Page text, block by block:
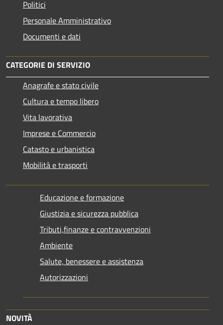
Politici
Personale Amministrativo
Documenti e dati
CATEGORIE DI SERVIZIO
Anagrafe e stato civile
Cultura e tempo libero
Vita lavorativa
Imprese e Commercio
Catasto e urbanistica
Mobilità e trasporti
Educazione e formazione
Giustizia e sicurezza pubblica
Tributi,finanze e contravvenzioni
Ambiente
Salute, benessere e assistenza
Autorizzazioni
NOVITÀ